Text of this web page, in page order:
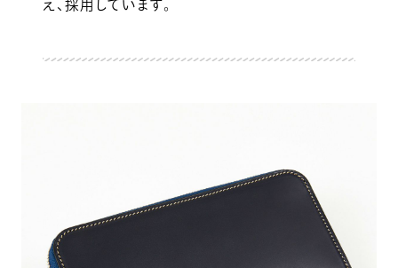
え、採用しています。